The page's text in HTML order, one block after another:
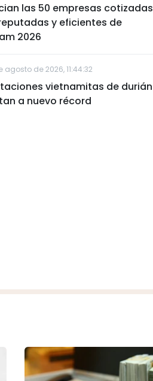
las 50 empresas cotizadas
y eficientes de
2026
agosto de 2026, 11:44:32
vietnamitas de durián
a nuevo récord